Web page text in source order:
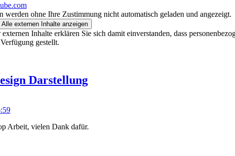
werden ohne Ihre Zustimmung nicht automatisch geladen und angezeigt.
Alle externen Inhalte anzeigen
Inhalte erklären Sie sich damit einverstanden, dass
gestellt.
Darstellung
Arbeit, vielen Dank dafür.